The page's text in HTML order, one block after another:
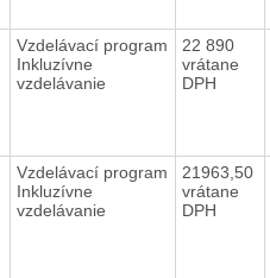
Vzdelávací program
Inkluzívne
vzdelávanie
22 890
vrátane
DPH
Vzdelávací program
Inkluzívne
vzdelávanie
21963,50
vrátane
DPH